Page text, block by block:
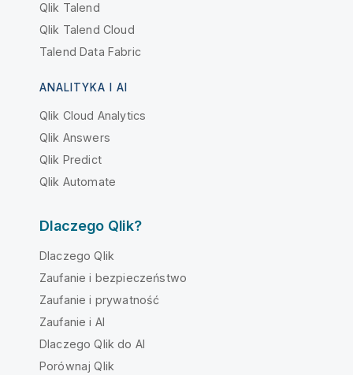
Qlik Talend
Qlik Talend Cloud
Talend Data Fabric
ANALITYKA I AI
Qlik Cloud Analytics
Qlik Answers
Qlik Predict
Qlik Automate
Dlaczego Qlik?
Dlaczego Qlik
Zaufanie i bezpieczeństwo
Zaufanie i prywatność
Zaufanie i AI
Dlaczego Qlik do AI
Porównaj Qlik